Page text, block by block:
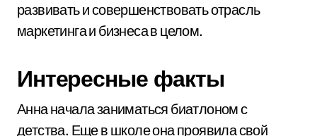
развивать и совершенствовать отрасль
маркетинга и бизнеса в целом.
Интересные факты
Анна начала заниматься биатлоном с
детства. Еще в школе она проявила свой